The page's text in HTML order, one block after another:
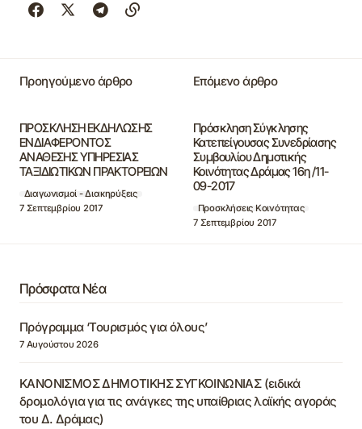
Προηγούμενο άρθρο
ΠΡΟΣΚΛΗΣΗ ΕΚΔΗΛΩΣΗΣ
ΕΝΔΙΑΦΕΡΟΝΤΟΣ
ΑΝΑΘΕΣΗΣ ΥΠΗΡΕΣΙΑΣ
ΤΑΞΙΔΙΩΤΙΚΩΝ ΠΡΑΚΤΟΡΕΙΩΝ
Διαγωνισμοί - Διακηρύξεις
7 Σεπτεμβρίου 2017
Επόμενο άρθρο
Πρόσκληση Σύγκλησης
Κατεπείγουσας Συνεδρίασης
Συμβουλίου Δημοτικής
Κοινότητας Δράμας 16η /11-
09-2017
Προσκλήσεις Κοινότητας
7 Σεπτεμβρίου 2017
Πρόσφατα Νέα
Πρόγραμμα ‘Τουρισμός για όλους’
7 Αυγούστου 2026
ΚΑΝΟΝΙΣΜΟΣ ΔΗΜΟΤΙΚΗΣ ΣΥΓΚΟΙΝΩΝΙΑΣ (ειδικά
δρομολόγια για τις ανάγκες της υπαίθριας λαϊκής αγοράς
του Δ. Δράμας)